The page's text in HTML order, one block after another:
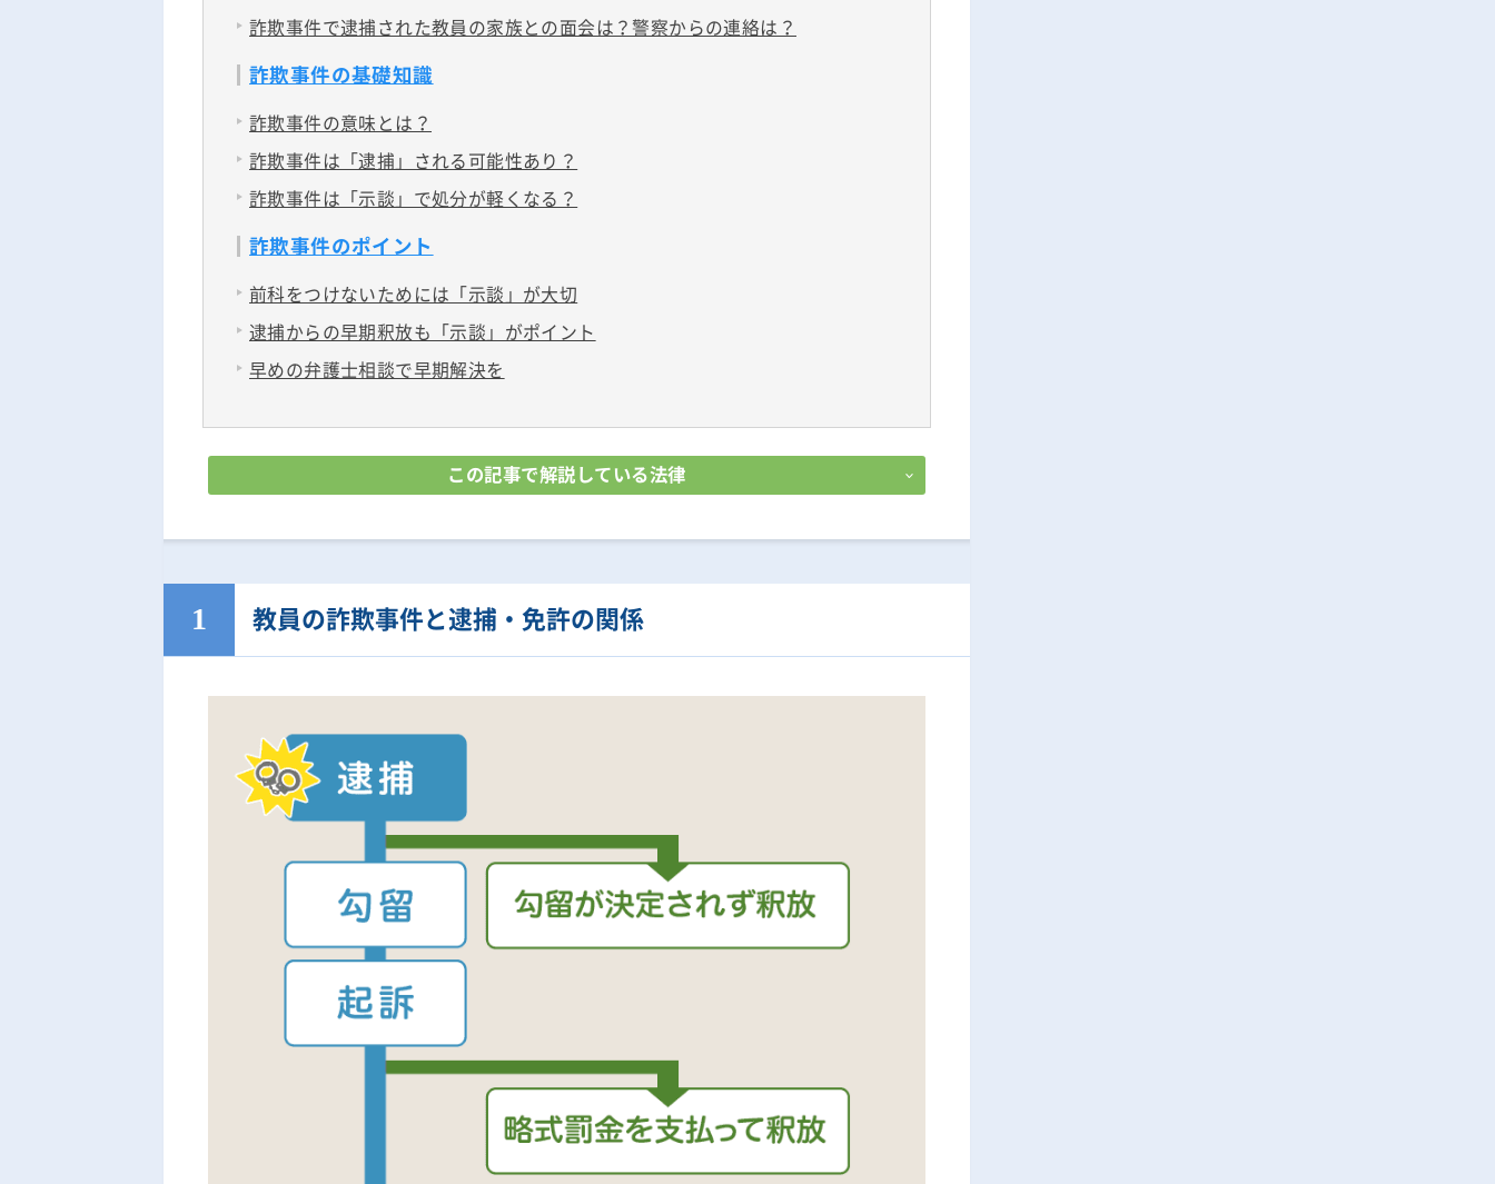
詐欺事件で逮捕された教員の家族との面会は？警察からの連絡は？
詐欺事件の基礎知識
詐欺事件の意味とは？
詐欺事件は「逮捕」される可能性あり？
詐欺事件は「示談」で処分が軽くなる？
詐欺事件のポイント
前科をつけないためには「示談」が大切
逮捕からの早期釈放も「示談」がポイント
早めの弁護士相談で早期解決を
この記事で解説している法律
教員の詐欺事件と逮捕・免許の関係